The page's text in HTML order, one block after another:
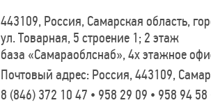
443109, Россия, Самарская область,
ул. Товарная, 5 строение 1; 2 этаж
база «Самараоблснаб», 4х этажное
Почтовый адрес: Россия, 443109,
8 (846) 372 10 47 • 958 29 09 • 958 94